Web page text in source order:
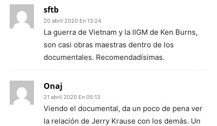
sftb
20 abril 2020 En 13:24
La guerra de Vietnam y la IIGM de Ken Burns,
son casi obras maestras dentro de los
documentales. Recomendadísimas.
Onaj
21 abril 2020 En 05:13
Viendo el documental, da un poco de pena ver
la relación de Jerry Krause con los demás. Un